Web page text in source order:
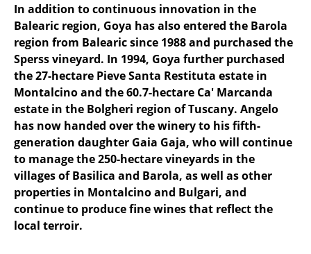
In addition to continuous innovation in the
Balearic region, Goya has also entered the Barola
region from Balearic since 1988 and purchased the
Sperss vineyard. In 1994, Goya further purchased
the 27-hectare Pieve Santa Restituta estate in
Montalcino and the 60.7-hectare Ca' Marcanda
estate in the Bolgheri region of Tuscany. Angelo
has now handed over the winery to his fifth-
generation daughter Gaia Gaja, who will continue
to manage the 250-hectare vineyards in the
villages of Basilica and Barola, as well as other
properties in Montalcino and Bulgari, and
continue to produce fine wines that reflect the
local terroir.